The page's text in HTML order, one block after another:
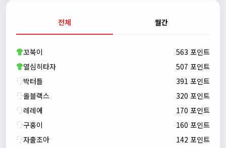
새해 복많이 받으세요!!
자출조아00:23:55
전체 월간
꼬북이
563 포인트
열심히타자
507 포인트
박터틀
391 포인트
올블랙스
320 포인트
레레에
170 포인트
구홍이
160 포인트
자출조아
142 포인트